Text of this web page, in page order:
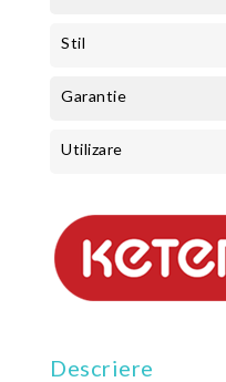
Stil
Garantie
Utilizare
Descriere